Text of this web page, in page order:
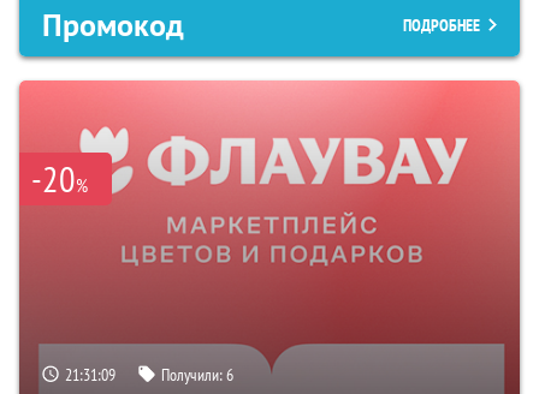
Промокод ПОДРОБНЕЕ
-20%
21:31:08 Получили:6